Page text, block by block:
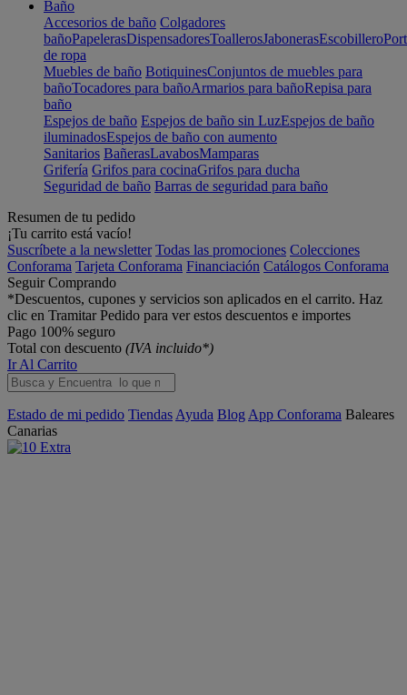
Baño
Accesorios de baño Colgadores
bañoPapelerasDispensadoresToallerosJabonerasEscobillero
de ropa
Muebles de baño BotiquinesConjuntos de muebles para
bañoTocadores para bañoArmarios para bañoRepisa para
baño
Espejos de baño Espejos de baño sin LuzEspejos de baño
iluminadosEspejos de baño con aumento
Sanitarios BañerasLavabosMamparas
Grifería Grifos para cocinaGrifos para ducha
Seguridad de baño Barras de seguridad para baño
Resumen de tu pedido
¡Tu carrito está vacío!
Suscríbete a la newsletter Todas las promociones Colecciones
Conforama Tarjeta Conforama Financiación Catálogos Conforama
Seguir Comprando
*Descuentos, cupones y servicios son aplicados en el carrito. Haz
clic en Tramitar Pedido para ver estos descuentos e importes
Pago 100% seguro
Total con descuento (IVA incluido*)
Ir Al Carrito
Estado de mi pedido Tiendas Ayuda Blog App Conforama Baleares
Canarias